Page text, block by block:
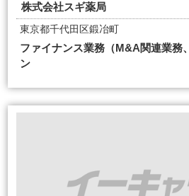
株式会社スギ薬局
東京都千代田区鍛冶町
ファイナンス業務（M&A関連業務
ン